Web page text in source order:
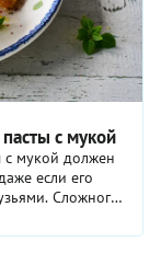
с мукой
с мукой должен
если его
Сложного